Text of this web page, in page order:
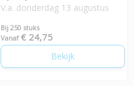
V.a. donderdag 13 augustus
Bij 250 stuks
Vanaf € 24,75
Bekijk